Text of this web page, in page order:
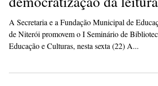
democratização da leitura
A Secretaria e a Fundação Municipal de
de Niterói promovem o I Seminário de